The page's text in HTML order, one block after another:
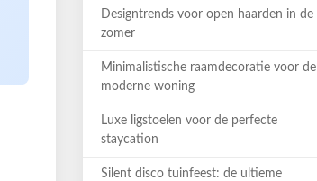
Designtrends voor open haarden in de
zomer
Minimalistische raamdecoratie voor de
moderne woning
Luxe ligstoelen voor de perfecte
staycation
Silent disco tuinfeest: de ultieme